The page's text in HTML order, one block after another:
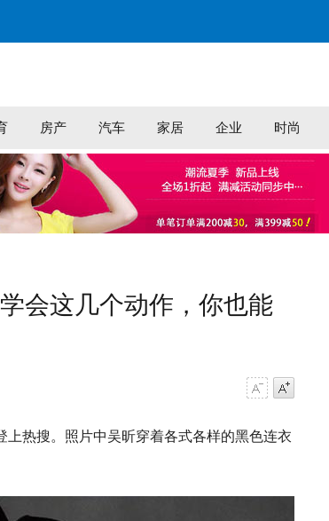
房产 汽车 家居 企业 时尚
会这几个动作，你也能
热搜。照片中吴昕穿着各式各样的黑色连衣